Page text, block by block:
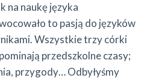
na naukę języka
to pasją do języków
Wszystkie trzy córki
przedszkolne czasy;
przygody… Odbyłyśmy